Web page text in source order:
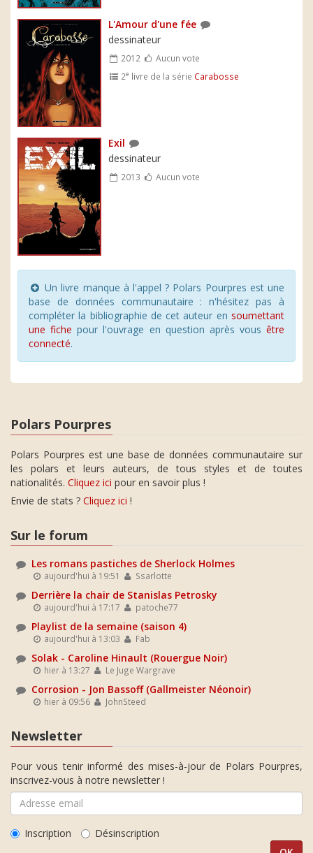
L'Amour d'une fée
dessinateur
2012
Aucun vote
2e livre de la série Carabosse
Exil
dessinateur
2013 Aucun vote
Un livre manque à l'appel ? Polars Pourpres est une
base de données communautaire : n'hésitez pas à
compléter la bibliographie de cet auteur en soumettant
une fiche pour l'ouvrage en question après vous être
connecté.
Polars Pourpres
Polars Pourpres est une base de données communautaire sur
les polars et leurs auteurs, de tous styles et de toutes
nationalités. Cliquez ici pour en savoir plus !
Envie de stats ? Cliquez ici !
Sur le forum
Les romans pastiches de Sherlock Holmes
aujourd'hui à 19:51 Ssarlotte
Derrière la chair de Stanislas Petrosky
aujourd'hui à 17:17 patoche77
Playlist de la semaine (saison 4)
aujourd'hui à 13:03 Fab
Solak - Caroline Hinault (Rouergue Noir)
hier à 13:27 Le Juge Wargrave
Corrosion - Jon Bassoff (Gallmeister Néonoir)
hier à 09:56 JohnSteed
Newsletter
Pour vous tenir informé des mises-à-jour de Polars Pourpres,
inscrivez-vous à notre newsletter !
Inscription Désinscription